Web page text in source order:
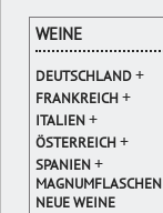
WEINE
DEUTSCHLAND+
FRANKREICH+
ITALIEN+
ÖSTERREICH+
SPANIEN+
MAGNUMFLASCHEN
NEUE WEINE